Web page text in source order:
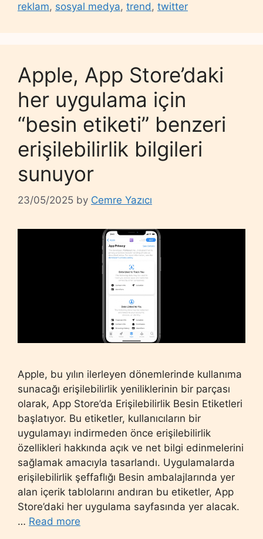
reklam, sosyal medya, trend, twitter
Apple, App Store’daki
her uygulama için
“besin etiketi” benzeri
erişilebilirlik bilgileri
sunuyor
23/05/2025 by Cemre Yazıcı
Apple, bu yılın ilerleyen dönemlerinde kullanıma
sunacağı erişilebilirlik yeniliklerinin bir parçası
olarak, App Store’da Erişilebilirlik Besin Etiketleri
başlatıyor. Bu etiketler, kullanıcıların bir
uygulamayı indirmeden önce erişilebilirlik
özellikleri hakkında açık ve net bilgi edinmelerini
sağlamak amacıyla tasarlandı. Uygulamalarda
erişilebilirlik şeffaflığı Besin ambalajlarında yer
alan içerik tablolarını andıran bu etiketler, App
Store’daki her uygulama sayfasında yer alacak.
… Read more